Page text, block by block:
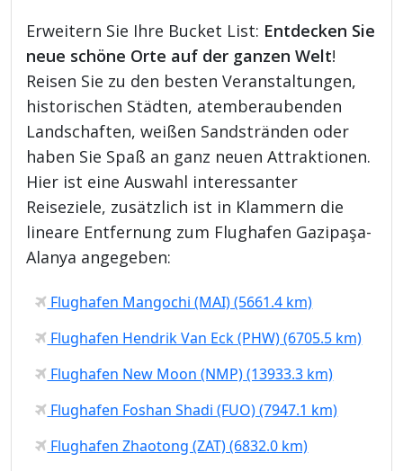
Erweitern Sie Ihre Bucket List: Entdecken Sie
neue schöne Orte auf der ganzen Welt!
Reisen Sie zu den besten Veranstaltungen,
historischen Städten, atemberaubenden
Landschaften, weißen Sandstränden oder
haben Sie Spaß an ganz neuen Attraktionen.
Hier ist eine Auswahl interessanter
Reiseziele, zusätzlich ist in Klammern die
lineare Entfernung zum Flughafen Gazipaşa-
Alanya angegeben:
Flughafen Mangochi (MAI) (5661.4 km)
Flughafen Hendrik Van Eck (PHW) (6705.5 km)
Flughafen New Moon (NMP) (13933.3 km)
Flughafen Foshan Shadi (FUO) (7947.1 km)
Flughafen Zhaotong (ZAT) (6832.0 km)